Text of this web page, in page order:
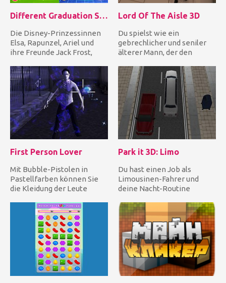
Different Graduation Season Fashion
Die Disney-Prinzessinnen
Elsa, Rapunzel, Ariel und
ihre Freunde Jack Frost,
Lord Of The Aisle 3D
Du spielst wie ein
gebrechlicher und seniler
älterer Mann, der den
Supermarktgang...
First Person Lover
Mit Bubble-Pistolen in
Pastellfarben können Sie
die Kleidung der Leute
Park it 3D: Limo
Du hast einen Job als
Limousinen-Fahrer und
deine Nacht-Routine
abzuholen und sie...